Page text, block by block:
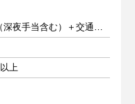
時給1681～1745円（深夜手当含む）＋交通費支給
上